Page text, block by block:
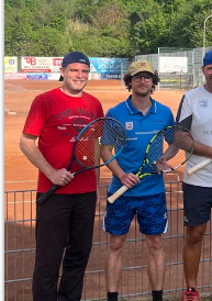
Skip to content